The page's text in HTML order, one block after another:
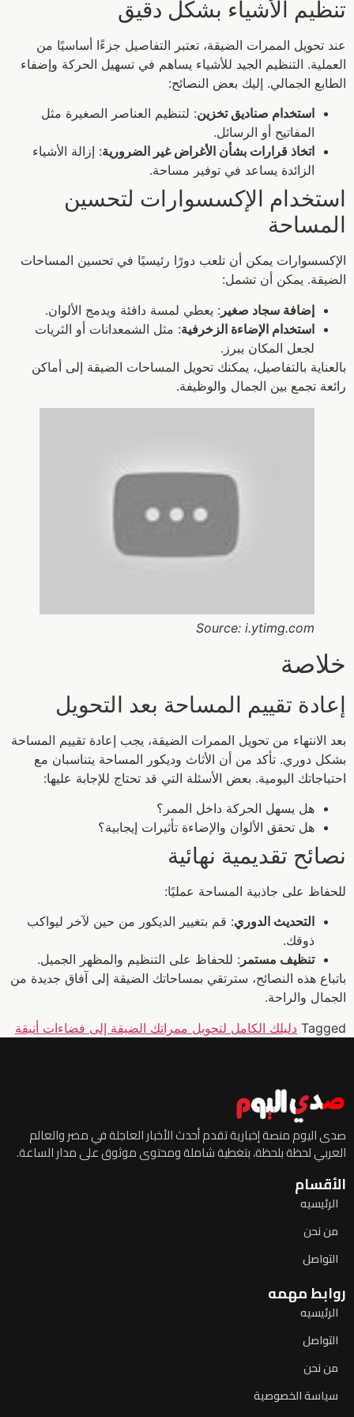
تنظيم الأشياء بشكل دقيق
عند تحويل الممرات الضيقة، تعتبر التفاصيل جزءًا أساسيًا من
العملية. التنظيم الجيد للأشياء يساهم في تسهيل الحركة وإضفاء
الطابع الجمالي. إليك بعض النصائح:
استخدام صناديق تخزين: لتنظيم العناصر الصغيرة مثل
المفاتيح أو الرسائل.
اتخاذ قرارات بشأن الأغراض غير الضرورية: إزالة الأشياء
الزائدة يساعد في توفير مساحة.
استخدام الإكسسوارات لتحسين
المساحة
الإكسسوارات يمكن أن تلعب دورًا رئيسيًا في تحسين المساحات
الضيقة. يمكن أن تشمل:
إضافة سجاد صغير : يعطي لمسة دافئة ويدمج الألوان.
استخدام الإضاءة الزخرفية: مثل الشمعدانات أو الثريات
لجعل المكان يبرز.
بالعناية بالتفاصيل، يمكنك تحويل المساحات الضيقة إلى أماكن
رائعة تجمع بين الجمال والوظيفة.
Source: i.ytimg.com
خلاصة
إعادة تقييم المساحة بعد التحويل
بعد الانتهاء من تحويل الممرات الضيقة، يجب إعادة تقييم المساحة
بشكل دوري. تأكد من أن الأثاث وديكور المساحة يتناسبان مع
احتياجاتك اليومية. بعض الأسئلة التي قد تحتاج للإجابة عليها:
هل يسهل الحركة داخل الممر؟
هل تحقق الألوان والإضاءة تأثيرات إيجابية؟
نصائح تقديمية نهائية
للحفاظ على جاذبية المساحة عمليًا:
التحديث الدوري: قم بتغيير الديكور من حين لآخر ليواكب
ذوقك.
تنظيف مستمر : للحفاظ على التنظيم والمظهر الجميل.
باتباع هذه النصائح، سترتقي بمساحاتك الضيقة إلى آفاق جديدة من
الجمال والراحة.
Tagged دليلك الكامل لتحويل ممراتك الضيقة إلى فضاءات أنيقة
صدى اليوم منصة إخبارية تقدم أحدث الأخبار العاجلة في مصر والعالم
العربي لحظة بلحظة، بتغطية شاملة ومحتوى موثوق على مدار الساعة.
الأقسام
الرئيسيه
من نحن
التواصل
روابط مهمه
الرئيسيه
التواصل
من نحن
سياسة الخصوصية